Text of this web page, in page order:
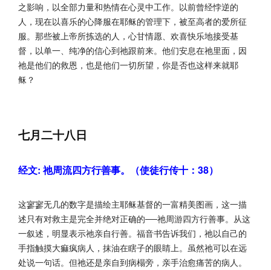
之影响，以全部力量和热情在心灵中工作。以前曾经悖逆的
人，现在以喜乐的心降服在耶稣的管理下，被至高者的爱所征
服。那些被上帝所拣选的人，心甘情愿、欢喜快乐地接受基
督，以单一、纯净的信心到祂跟前来。他们安息在祂里面，因
祂是他们的救恩，也是他们一切所望，你是否也这样来就耶
稣？
七月二十八日
经文: 祂周流四方行善事。（使徒行传十：38）
这寥寥无几的数字是描绘主耶稣基督的一富精美图画，这一描
述只有对救主是完全并绝对正确的──祂周游四方行善事。从这
一叙述，明显表示祂亲自行善。福音书告诉我们，祂以自己的
手指触摸大痲疯病人，抹油在瞎子的眼睛上。虽然祂可以在远
处说一句话。但祂还是亲自到病榻旁，亲手治愈痛苦的病人。